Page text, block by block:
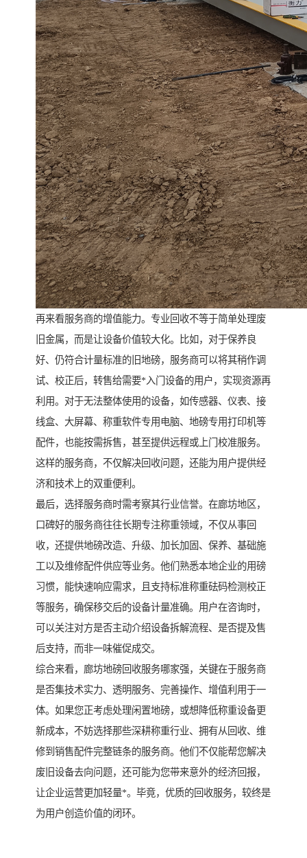
再来看服务商的增值能力。专业回收不等于简单处理废
旧金属，而是让设备价值较大化。比如，对于保养良
好、仍符合计量标准的旧地磅，服务商可以将其稍作调
试、校正后，转售给需要*入门设备的用户，实现资源再
利用。对于无法整体使用的设备，如传感器、仪表、接
线盒、大屏幕、称重软件专用电脑、地磅专用打印机等
配件，也能按需拆售，甚至提供远程或上门校准服务。
这样的服务商，不仅解决回收问题，还能为用户提供经
济和技术上的双重便利。
最后，选择服务商时需考察其行业信誉。在廊坊地区，
口碑好的服务商往往长期专注称重领域，不仅从事回
收，还提供地磅改造、升级、加长加固、保养、基础施
工以及维修配件供应等业务。他们熟悉本地企业的用磅
习惯，能快速响应需求，且支持标准称重砝码检测校正
等服务，确保移交后的设备计量准确。用户在咨询时，
可以关注对方是否主动介绍设备拆解流程、是否提及售
后支持，而非一味催促成交。
综合来看，廊坊地磅回收服务哪家强，关键在于服务商
是否集技术实力、透明服务、完善操作、增值利用于一
体。如果您正考虑处理闲置地磅，或想降低称重设备更
新成本，不妨选择那些深耕称重行业、拥有从回收、维
修到销售配件完整链条的服务商。他们不仅能帮您解决
废旧设备去向问题，还可能为您带来意外的经济回报，
让企业运营更加轻量*。毕竟，优质的回收服务，较终是
为用户创造价值的闭环。